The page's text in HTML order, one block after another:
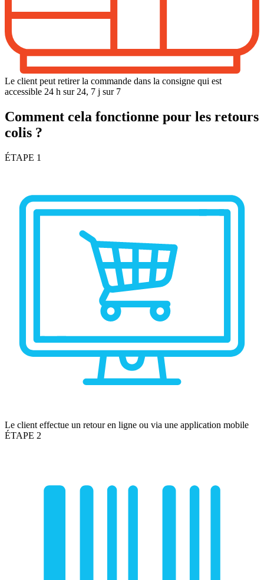
Le client peut retirer la commande dans la consigne qui est
accessible 24 h sur 24, 7 j sur 7
Comment cela fonctionne pour les retours
colis ?
ÉTAPE 1
Le client effectue un retour en ligne ou via une application mobile
ÉTAPE 2